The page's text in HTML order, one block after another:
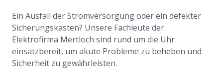
Ein Ausfall der Stromversorgung oder ein defekter
Sicherungskasten? Unsere Fachleute der
Elektrofirma Mertloch sind rund um die Uhr
einsatzbereit, um akute Probleme zu beheben und
Sicherheit zu gewährleisten.